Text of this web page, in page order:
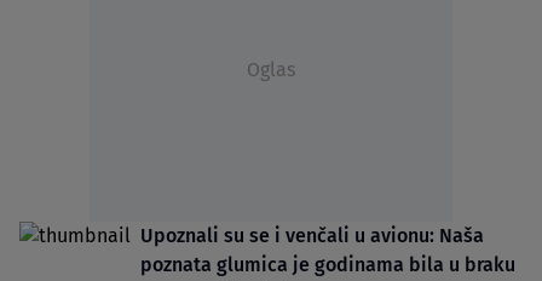
Oglas
Upoznali su se i venčali u avionu: Naša
poznata glumica je godinama bila u braku